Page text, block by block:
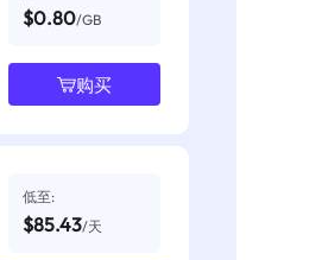
$0.80/GB
购买
低至:
$85.43/天